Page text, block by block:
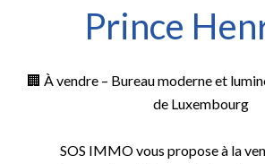
Prince
🏢 À vendre – Bureau moderne et
de Luxembourg
SOS IMMO vous propose à la